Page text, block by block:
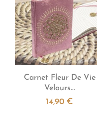
Aperçu rapide
Carnet Fleur De Vie
Velours...
14,90 €